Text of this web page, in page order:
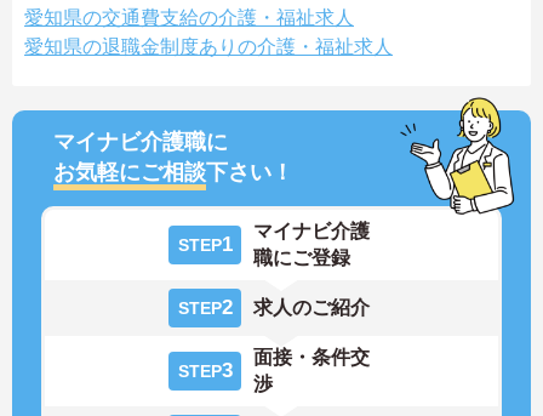
愛知県の交通費支給の介護・福祉求人
愛知県の退職金制度ありの介護・福祉求人
マイナビ介護職に
お気軽にご相談下さい！
STEP1
マイナビ介護
職にご登録
STEP2 求人のご紹介
STEP3
面接・条件交
渉